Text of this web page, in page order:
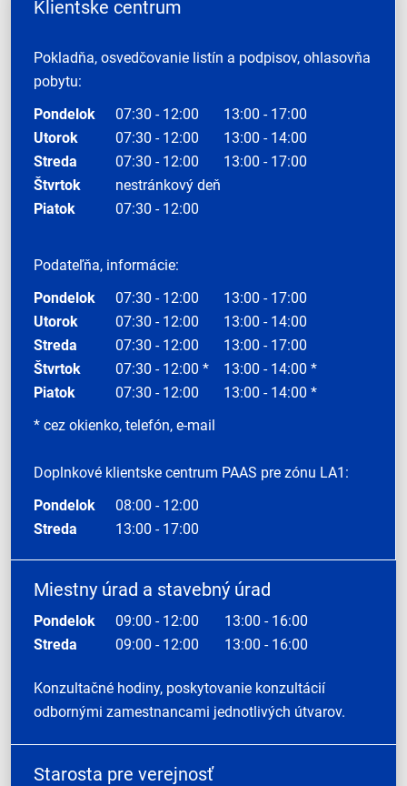
Klientske centrum
Pokladňa, osvedčovanie listín a podpisov, ohlasovňa
pobytu:
Pondelok
07:30 - 12:00
13:00 - 17:00
Utorok
07:30 - 12:00
13:00 - 14:00
Streda
07:30 - 12:00
13:00 - 17:00
Štvrtok
nestránkový deň
Piatok
07:30 - 12:00
Podateľňa, informácie:
Pondelok
07:30 - 12:00
13:00 - 17:00
Utorok
07:30 - 12:00
13:00 - 14:00
Streda
07:30 - 12:00
13:00 - 17:00
Štvrtok
07:30 - 12:00 *
13:00 - 14:00 *
Piatok
07:30 - 12:00
13:00 - 14:00 *
* cez okienko, telefón, e-mail
Doplnkové klientske centrum PAAS pre zónu LA1:
Pondelok
08:00 - 12:00
Streda
13:00 - 17:00
Miestny úrad a stavebný úrad
Pondelok 09:00 - 12:00
13:00 - 16:00
Streda
09:00 - 12:00 13:00 - 16:00
Konzultačné hodiny, poskytovanie konzultácií
odbornými zamestnancami jednotlivých útvarov.
Starosta pre verejnosť